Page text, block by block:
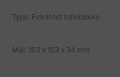
Type: Firkantet foliebakke
Mål: 153 x 153 x 34 mm